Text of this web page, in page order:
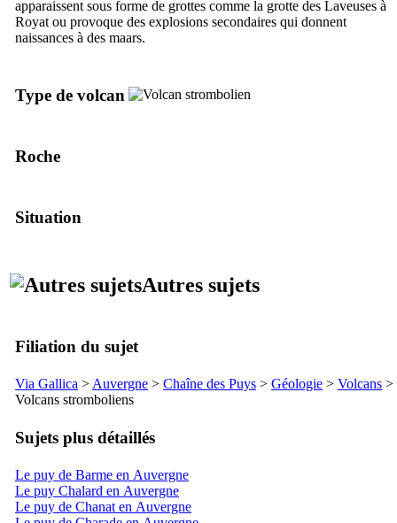
apparaissent sous forme de grottes comme la grotte des Laveuses à
Royat ou provoque des explosions secondaires qui donnent
naissances à des maars.
Type de volcan
Roche
Situation
Autres sujets
Filiation du sujet
Via Gallica > Auvergne > Chaîne des Puys > Géologie > Volcans >
Volcans stromboliens
Sujets plus détaillés
Le puy de Barme en Auvergne
Le puy Chalard en Auvergne
Le puy de Chanat en Auvergne